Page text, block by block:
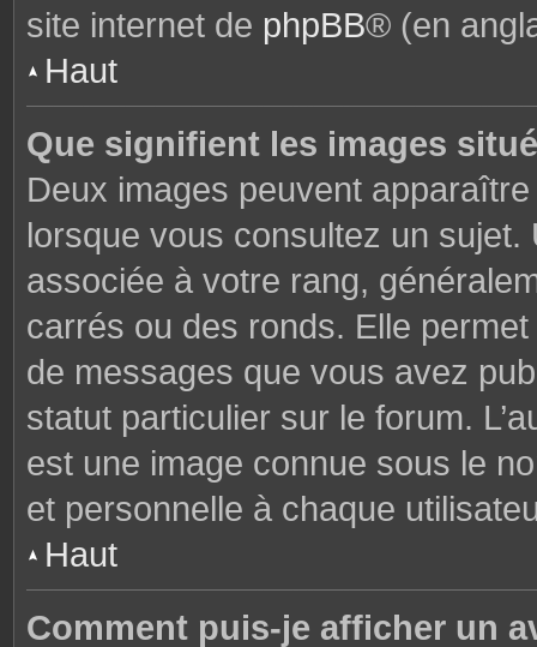
site internet de phpBB® (en
Haut
Que signifient les images
Deux images peuvent
lorsque vous consultez un sujet.
associée à votre rang,
carrés ou des ronds. Elle
de messages que vous avez
statut particulier sur le forum.
est une image connue sous le
et personnelle à chaque
Haut
Comment puis-je afficher un